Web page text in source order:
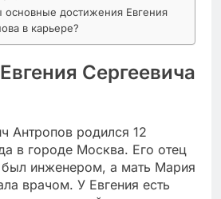
основные достижения Евгения
в карьере?
Сергеевича
Антропов родился 12
в городе Москва. Его отец
был инженером, а мать Мария
врачом. У Евгения есть